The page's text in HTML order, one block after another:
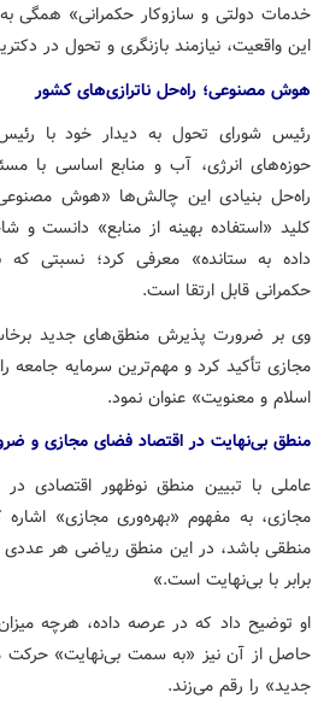
خدمات دولتی و سازوکار حکمرانی» همگی
این واقعیت، نیازمند بازنگری و تحول در
هوش مصنوعی؛ راه‌حل ناترازی‌های کشور
رئیس شورای تحول به دیدار خود با
حوزه‌های انرژی، آب و منابع اساسی با
راه‌حل بنیادی این چالش‌ها «هوش
کلید «استفاده بهینه از منابع» دانست
داده به ستانده» معرفی کرد؛ نسبتی
حکمرانی قابل ارتقا است.
وی بر ضرورت پذیرش منطق‌های جدید
مجازی تأکید کرد و مهم‌ترین سرمایه جامعه
اسلام و معنویت» عنوان نمود.
منطق بی‌نهایت در اقتصاد فضای مجازی و
عاملی با تبیین منطق نوظهور
مجازی، به مفهوم «بهره‌وری مجازی»
منطقی باشد، در این منطق ریاضی هر
برابر با بی‌نهایت است.»
او توضیح داد که در عرصه داده، هرچه
حاصل از آن نیز «به سمت بی‌نهایت» حرکت
جدید» را رقم می‌زند.